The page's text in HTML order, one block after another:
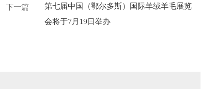
下一篇
第七届中国（鄂尔多斯）国际羊绒羊毛展览
会将于7月19日举办